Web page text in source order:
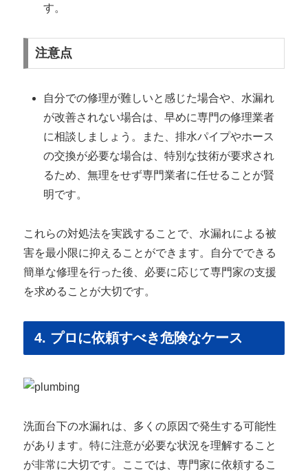
す。
注意点
自分での修理が難しいと感じた場合や、水漏れ
が改善されない場合は、早めに専門の修理業者
に相談しましょう。また、排水パイプやホース
の交換が必要な場合は、特別な技術が要求され
るため、無理をせず専門業者に任せることが賢
明です。
これらの対処法を実践することで、水漏れによる被
害を最小限に抑えることができます。自分でできる
簡単な修理を行った後、必要に応じて専門家の支援
を求めることが大切です。
4. プロに依頼すべき危険なケース
洗面台下の水漏れは、多くの原因で発生する可能性
があります。特に注意が必要な状況を理解すること
が非常に大切です。ここでは、専門家に依頼するこ